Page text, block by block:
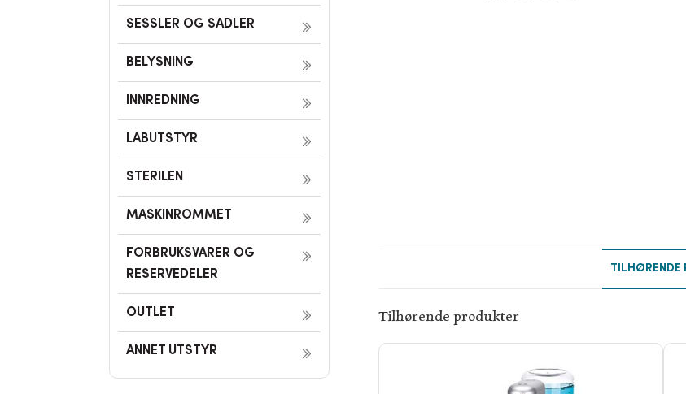
SESSLER OG SADLER
BELYSNING
INNREDNING
LABUTSTYR
STERILEN
MASKINROMMET
FORBRUKSVARER OG
RESERVEDELER
OUTLET
ANNET UTSTYR
TILHØRENDE
Tilhørende produkter